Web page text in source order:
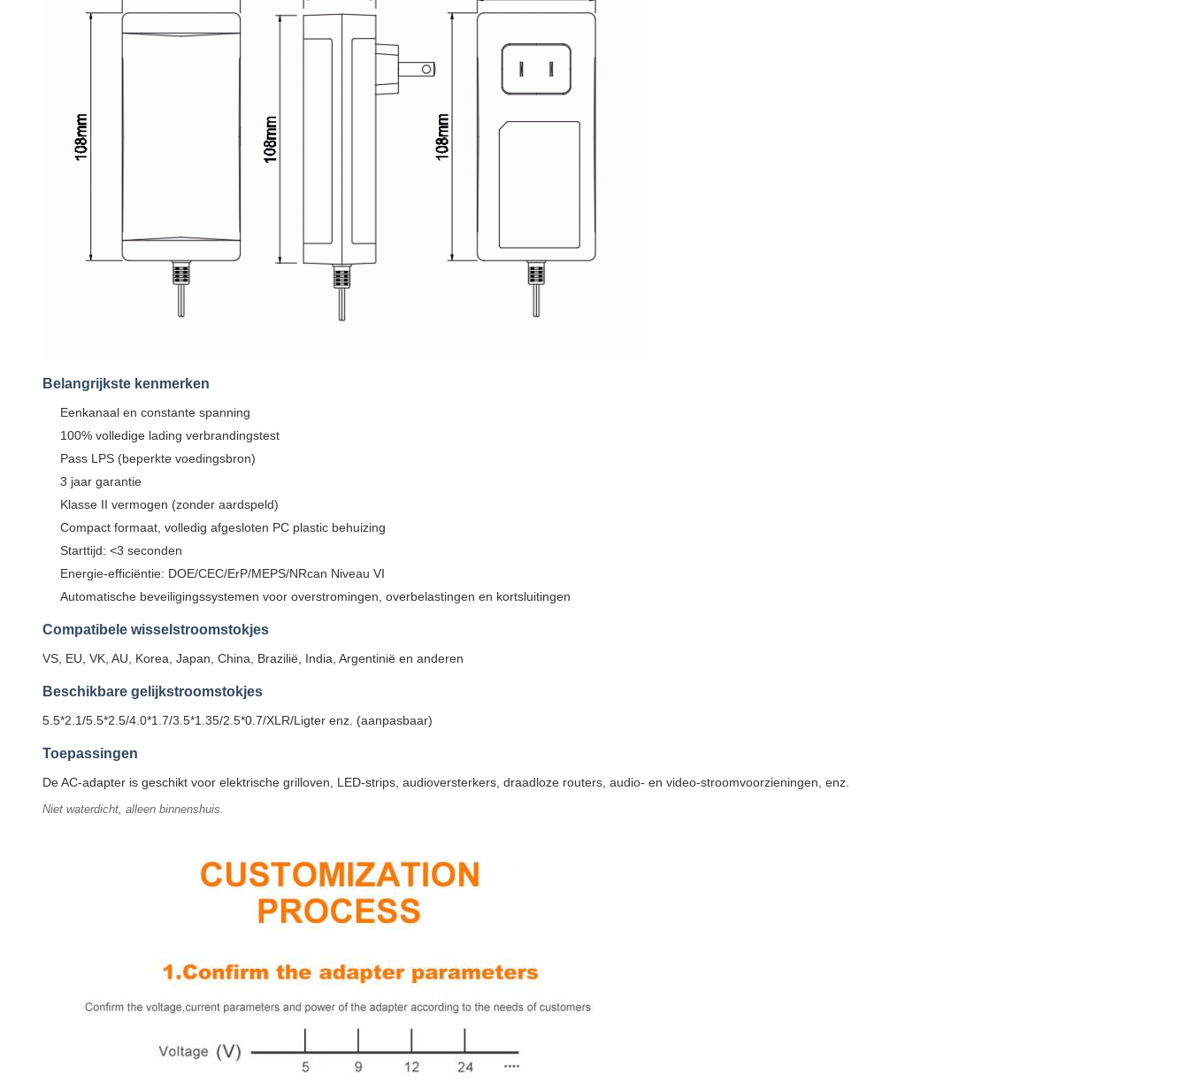
Belangrijkste kenmerken
Eenkanaal en constante spanning
100% volledige lading verbrandingstest
Pass LPS (beperkte voedingsbron)
3 jaar garantie
Klasse II vermogen (zonder aardspeld)
Compact formaat, volledig afgesloten PC plastic behuizing
Starttijd: <3 seconden
Energie-efficiëntie: DOE/CEC/ErP/MEPS/NRcan Niveau VI
Automatische beveiligingssystemen voor overstromingen, overbelastingen en kortsluitingen
Compatibele wisselstroomstokjes
VS, EU, VK, AU, Korea, Japan, China, Brazilië, India, Argentinië en anderen
Beschikbare gelijkstroomstokjes
5.5*2.1/5.5*2.5/4.0*1.7/3.5*1.35/2.5*0.7/XLR/Ligter enz. (aanpasbaar)
Toepassingen
De AC-adapter is geschikt voor elektrische grilloven, LED-strips, audioversterkers, draadloze routers, audio- en video-stroomvoorzieningen, enz.
Niet waterdicht, alleen binnenshuis.